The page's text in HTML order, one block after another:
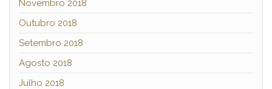
Novembro 2018
Outubro 2018
Setembro 2018
Agosto 2018
Julho 2018